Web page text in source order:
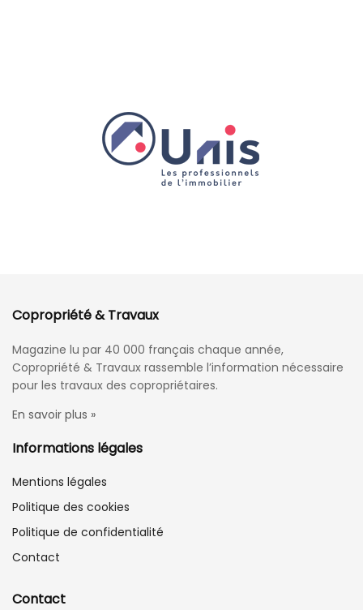
Copropriété & Travaux
Magazine lu par 40 000 français chaque année,
Copropriété & Travaux rassemble l’information nécessaire
pour les travaux des copropriétaires.
En savoir plus »
Informations légales
Mentions légales
Politique des cookies
Politique de confidentialité
Contact
Contact